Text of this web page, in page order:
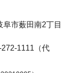
阜市薮田南2丁目
1111（代